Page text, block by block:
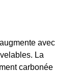
avec
La
carbonée